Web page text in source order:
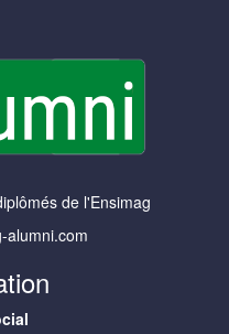
de l'Ensimag
alumni.com